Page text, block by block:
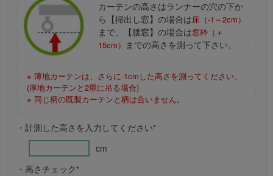
カーテンの高さはランナーの穴の下か
ら【掃出し窓】の場合は床（-1～2cm）
まで、【腰窓】の場合は窓枠（＋
15cm） までの高さを測って下さい。
※ 薄地カーテンは、さらに-1cmした高さを測ってください。
(厚地カーテンと2重に吊る場合)
※ 同じ柄の既製カーテンと柄は合いません。
・計測した高さを入力してください*
cm
・高さチェック*